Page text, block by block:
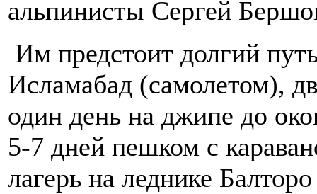
альпинисты Сергей
Им предстоит долгий
Исламабад (самолетом),
один день на джипе до
5-7 дней пешком с
лагерь на леднике